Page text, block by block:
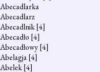
Abecadlarka
Abecadlarz
Abecadlnik[4]
Abecadło [4]
Abecadłowy[4]
Abelagja[4]
Abelek[4]